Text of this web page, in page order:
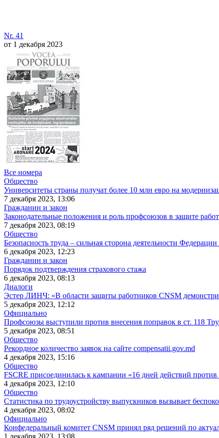
Nr. 41
от 1 декабря 2023
Все номера
Общество
Университеты страны получат более 10 млн евро на
7 декабря 2023, 13:06
Гражданин и закон
Законодательные положения и роль профсоюзов в защите
7 декабря 2023, 08:19
Общество
Безопасность труда – сильная сторона деятельности
6 декабря 2023, 12:23
Гражданин и закон
Порядок подтверждения страхового стажа
6 декабря 2023, 08:13
Диалоги
Эстер ЛИНЧ: «В области защиты работников CNSM
5 декабря 2023, 12:12
Официально
Профсоюзы выступили против внесения поправок в ст. 118
5 декабря 2023, 08:51
Общество
Рекордное количество заявок на сайте compensatii.gov.md
4 декабря 2023, 15:16
Общество
FSCRE присоединилась к кампании «16 дней действий против
4 декабря 2023, 12:10
Общество
Статистика по трудоустройству выпускников вызывает
4 декабря 2023, 08:02
Официально
Конфедеральный комитет CNSM принял ряд решений по
1 декабря 2023, 13:08